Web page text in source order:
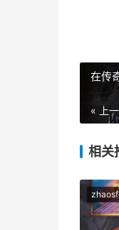
在传
« 上
相关